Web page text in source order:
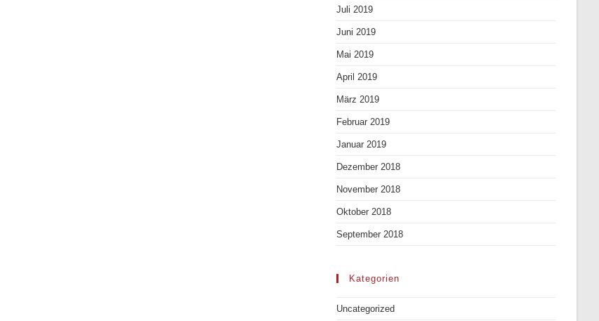
Juli 2019
Juni 2019
Mai 2019
April 2019
März 2019
Februar 2019
Januar 2019
Dezember 2018
November 2018
Oktober 2018
September 2018
Kategorien
Uncategorized